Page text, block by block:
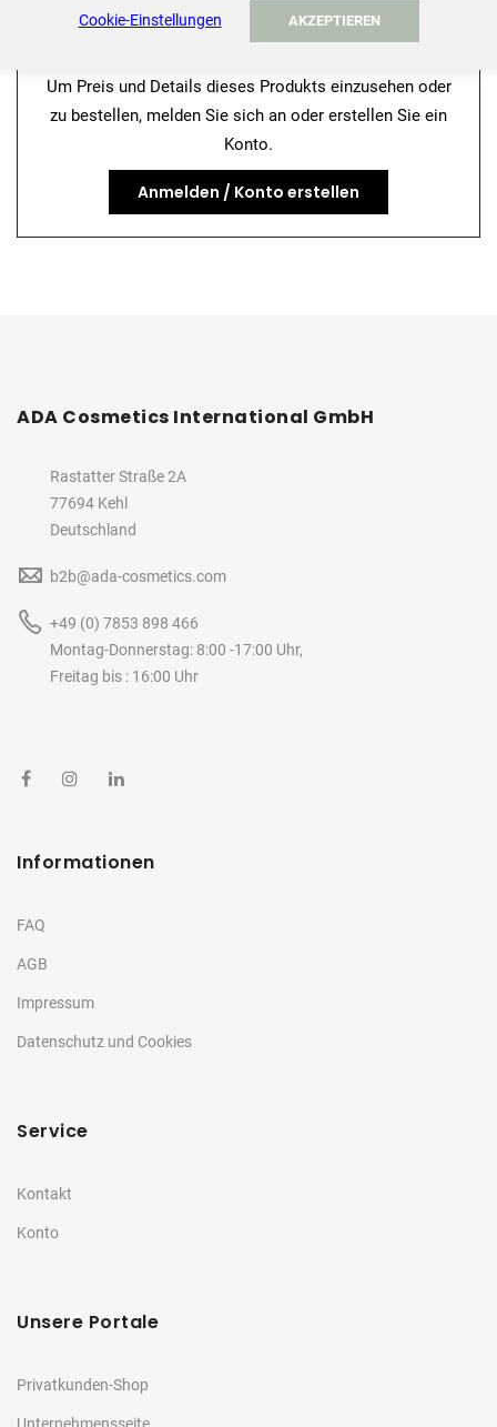
Um Preis und Details dieses Produkts einzusehen oder
zu bestellen, melden Sie sich an oder erstellen Sie ein
Konto.
Anmelden / Konto erstellen
ADA Cosmetics International GmbH
Rastatter Straße 2A
77694 Kehl
Deutschland
b2b@ada-cosmetics.com
+49 (0) 7853 898 466
Montag-Donnerstag: 8:00 -17:00 Uhr,
Freitag bis : 16:00 Uhr
Informationen
FAQ
AGB
Impressum
Datenschutz und Cookies
Service
Kontakt
Konto
Unsere Portale
Privatkunden-Shop
Unternehmensseite
Cookie-Einstellungen AKZEPTIEREN